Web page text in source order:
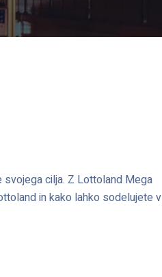
cilja. Z Lottoland Mega
in kako lahko sodelujete v